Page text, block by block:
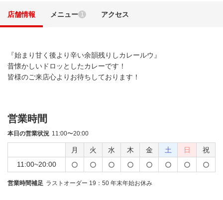
店舗情報 メニュー 1 アクセス
『始まり甘く後より辛い余韻残りしカレールウ』
昔懐かしいドロッとしたカレーです！
皆様のご来店心よりお待ちしております！
営業時間
本日の営業状況 11:00〜20:00
月 火 水 木 金 土 日
祝
11:00~20:00
営業時間補足 ラストオーダー 19：50 年末年始お休み